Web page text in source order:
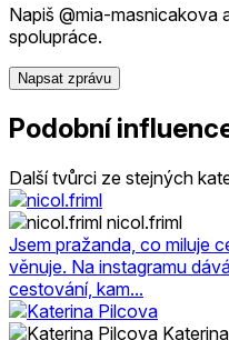
Napiš @mia-masnicakova
spolupráce.
Napsat zprávu
Podobní
Další tvůrci ze stejných
nicol.friml
Jsem pražanda, co miluje
věnuje. Na instagramu
cestování, kam...